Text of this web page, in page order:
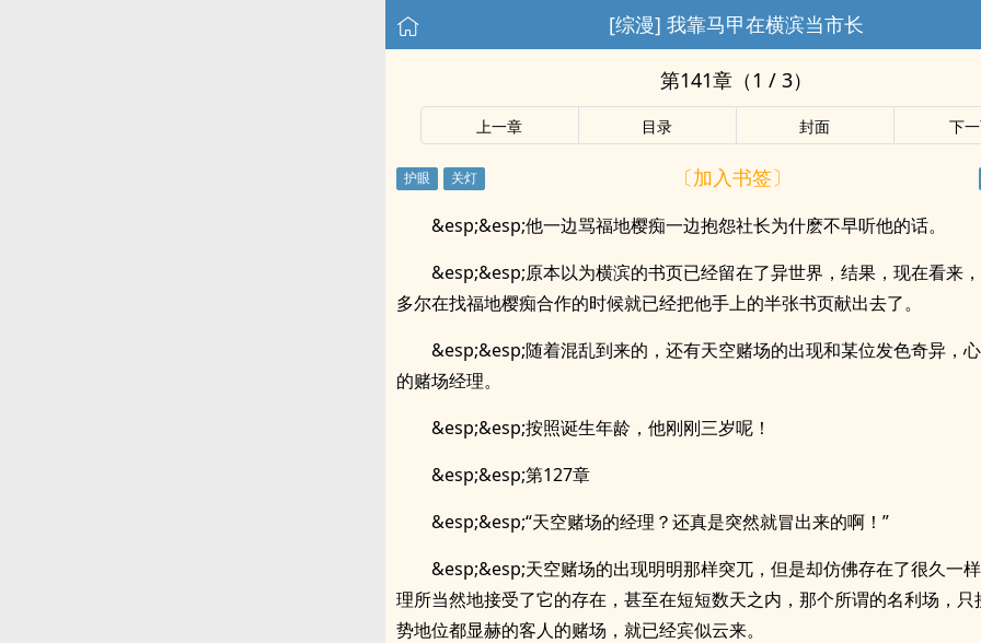
[综漫] 我靠马甲在横滨当市长
第141章（1 / 3）
上一章 目录 封面 下
〔加入书签〕
&esp;&esp;他一边骂福地樱痴一边抱怨社长为什麽不早听他的话。
&esp;&esp;原本以为横滨的书页已经留在了异世界，结果，现在看来
多尔在找福地樱痴合作的时候就已经把他手上的半张书页献出去了。
&esp;&esp;随着混乱到来的，还有天空赌场的出现和某位发色奇异，
的赌场经理。
&esp;&esp;按照诞生年龄，他刚刚三岁呢！
&esp;&esp;第127章
&esp;&esp;“天空赌场的经理？还真是突然就冒出来的啊！”
&esp;&esp;天空赌场的出现明明那样突兀，但是却仿佛存在了很久一
理所当然地接受了它的存在，甚至在短短数天之内，那个所谓的名利场，只
势地位都显赫的客人的赌场，就已经宾似云来。